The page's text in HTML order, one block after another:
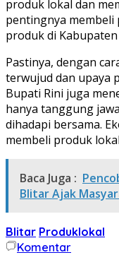
produk lokal dan
pentingnya
produk di
Pastinya, dengan
terwujud dan upaya
Bupati Rini juga
hanya tanggung
dihadapi bersama.
membeli produk
Baca Juga :
Blitar Ajak
Blitar Produklokal
Komentar